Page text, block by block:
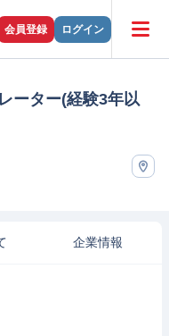
会員登録 ログイン
ーター(経験3年以
企業情報